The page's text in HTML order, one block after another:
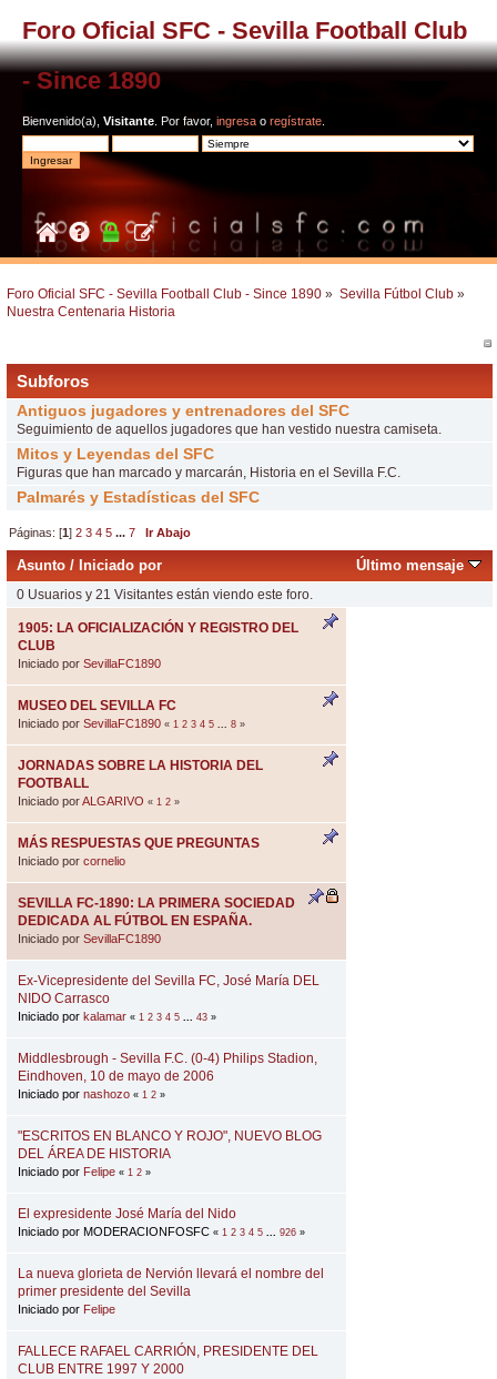
Foro Oficial SFC - Sevilla Football Club
- Since 1890
Bienvenido(a), Visitante . Por favor, ingresa o regístrate
Foro Oficial SFC - Sevilla Football Club - Since 1890 » Sevilla Fútbol Club »
Nuestra Centenaria Historia
Subforos
Antiguos jugadores y entrenadores del SFC
Seguimiento de aquellos jugadores que han vestido nuestra camiseta.
Mitos y Leyendas del SFC
Figuras que han marcado y marcarán, Historia en el Sevilla F.C.
Palmarés y Estadísticas del SFC
Páginas: [1]2 3 4 5 ...7 Ir Abajo
Asunto / Iniciado por Último mensaje
0 Usuarios y 21 Visitantes están viendo este foro.
1905: LA OFICIALIZACIÓN Y REGISTRO DEL
CLUB
Iniciado por SevillaFC1890
MUSEO DEL SEVILLA FC
Iniciado por SevillaFC1890 « 1 2 3 4 5 ... 8 »
JORNADAS SOBRE LA HISTORIA DEL
FOOTBALL
Iniciado porALGARIVO « 1 2 »
MÁS RESPUESTAS QUE PREGUNTAS
Iniciado por cornelio
SEVILLA FC-1890: LA PRIMERA SOCIEDAD
DEDICADA AL FÚTBOL EN ESPAÑA.
Iniciado por SevillaFC1890
Ex-Vicepresidente del Sevilla FC, José María DEL
NIDO Carrasco
Iniciado por kalamar « 1 2 3 4 5 ... 43 »
Middlesbrough - Sevilla F.C. (0-4) Philips Stadion,
Eindhoven, 10 de mayo de 2006
Iniciado por nashozo « 1 2 »
"ESCRITOS EN BLANCO Y ROJO", NUEVO BLOG
DEL ÁREA DE HISTORIA
Iniciado por Felipe « 1 2 »
El expresidente José María del Nido
Iniciado por MODERACIONFOSFC « 1 2 3 4 5 ... 926 »
La nueva glorieta de Nervión llevará el nombre del
primer presidente del Sevilla
Iniciado por Felipe
FALLECE RAFAEL CARRIÓN, PRESIDENTE DEL
CLUB ENTRE 1997 Y 2000